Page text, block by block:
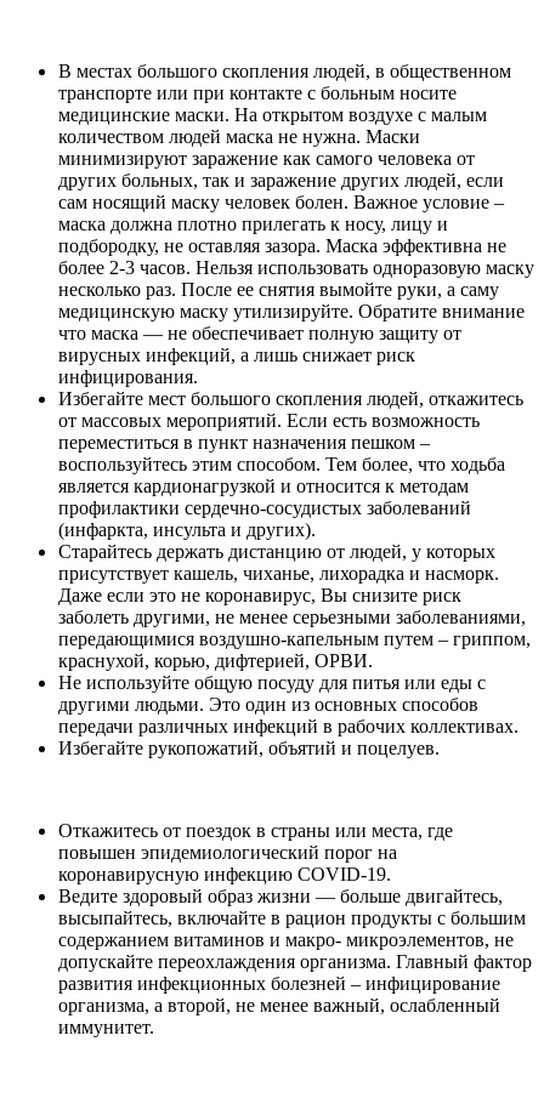
В местах большого скопления людей, в общественном
транспорте или при контакте с больным носите
медицинские маски. На открытом воздухе с малым
количеством людей маска не нужна. Маски
минимизируют заражение как самого человека от
других больных, так и заражение других людей, если
сам носящий маску человек болен. Важное условие –
маска должна плотно прилегать к носу, лицу и
подбородку, не оставляя зазора. Маска эффективна не
более 2-3 часов. Нельзя использовать одноразовую маску
несколько раз. После ее снятия вымойте руки, а саму
медицинскую маску утилизируйте. Обратите внимание
что маска — не обеспечивает полную защиту от
вирусных инфекций, а лишь снижает риск
инфицирования.
Избегайте мест большого скопления людей, откажитесь
от массовых мероприятий. Если есть возможность
переместиться в пункт назначения пешком –
воспользуйтесь этим способом. Тем более, что ходьба
является кардионагрузкой и относится к методам
профилактики сердечно-сосудистых заболеваний
(инфаркта, инсульта и других).
Старайтесь держать дистанцию от людей, у которых
присутствует кашель, чиханье, лихорадка и насморк.
Даже если это не коронавирус, Вы снизите риск
заболеть другими, не менее серьезными заболеваниями,
передающимися воздушно-капельным путем – гриппом,
краснухой, корью, дифтерией, ОРВИ.
Не используйте общую посуду для питья или еды с
другими людьми. Это один из основных способов
передачи различных инфекций в рабочих коллективах.
Избегайте рукопожатий, объятий и поцелуев.
Откажитесь от поездок в страны или места, где
повышен эпидемиологический порог на
коронавирусную инфекцию COVID-19.
Ведите здоровый образ жизни — больше двигайтесь,
высыпайтесь, включайте в рацион продукты с большим
содержанием витаминов и макро- микроэлементов, не
допускайте переохлаждения организма. Главный фактор
развития инфекционных болезней – инфицирование
организма, а второй, не менее важный, ослабленный
иммунитет.